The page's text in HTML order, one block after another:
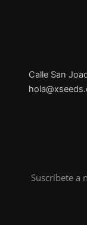
Calle San
Suscríbete a